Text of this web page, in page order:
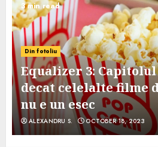
3 min read
Din fotoliu
Equalizer 3:
decat celelalte filme
nu e un esec
ALEXANDRU S. OCTOBER 18, 2023